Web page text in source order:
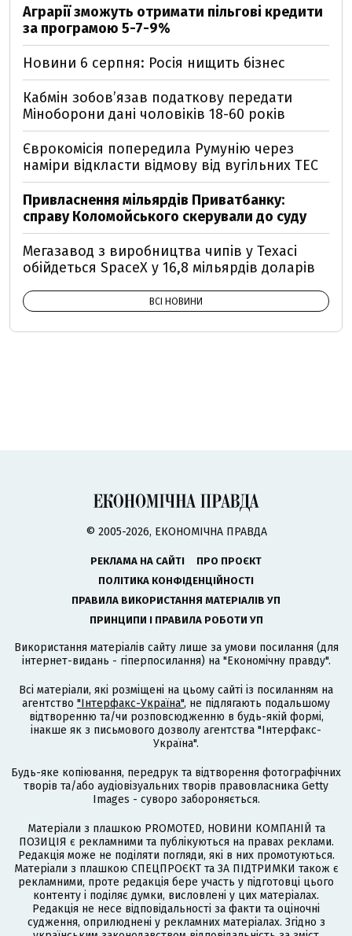
Аграрії зможуть отримати пільгові кредити
за програмою 5-7-9%
Новини 6 серпня: Росія нищить бізнес
Кабмін зобовʼязав податкову передати
Міноборони дані чоловіків 18-60 років
Єврокомісія попередила Румунію через
наміри відкласти відмову від вугільних ТЕС
Привласнення мільярдів Приватбанку:
справу Коломойського скерували до суду
Мегазавод з виробництва чипів у Техасі
обійдеться SpaceX у 16,8 мільярдів доларів
ВСІ НОВИНИ
© 2005-2026, ЕКОНОМІЧНА ПРАВДА
РЕКЛАМА НА САЙТІ
ПРО ПРОЄКТ
ПОЛІТИКА КОНФІДЕНЦІЙНОСТІ
ПРАВИЛА ВИКОРИСТАННЯ МАТЕРІАЛІВ УП
ПРИНЦИПИ І ПРАВИЛА РОБОТИ УП
Використання матеріалів сайту лише за умови посилання (для
інтернет-видань - гіперпосилання) на "Економічну правду".
Всі матеріали, які розміщені на цьому сайті із посиланням на
агентство "Інтерфакс-Україна", не підлягають подальшому
відтворенню та/чи розповсюдженню в будь-якій формі,
інакше як з письмового дозволу агентства "Інтерфакс-
Україна".
Будь-яке копіювання, передрук та відтворення фотографічних
творів та/або аудіовізуальних творів правовласника Getty
Images - суворо забороняється.
Матеріали з плашкою PROMOTED, НОВИНИ КОМПАНІЙ та
ПОЗИЦІЯ є рекламними та публікуються на правах реклами.
Редакція може не поділяти погляди, які в них промотуються.
Матеріали з плашкою СПЕЦПРОЄКТ та ЗА ПІДТРИМКИ також є
рекламними, проте редакція бере участь у підготовці цього
контенту і поділяє думки, висловлені у цих матеріалах.
Редакція не несе відповідальності за факти та оціночні
судження, оприлюднені у рекламних матеріалах. Згідно з